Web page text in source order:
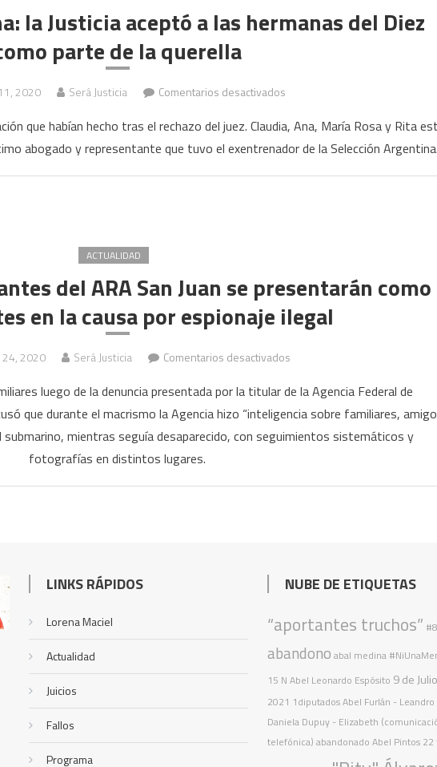
la Justicia aceptó a las hermanas del Diez
parte de la querella
2020 Será Justicia Comentarios desactivados
de
Maradona:
del
Diez
como
la
querella
que habían hecho tras el rechazo del juez. Claudia, Ana, María Rosa y Rita
abogado y representante que tuvo el exentrenador de la Selección
ACTUALIDAD
del ARA San Juan se presentarán como
en la causa por espionaje ilegal
2020 Será Justicia Comentarios desactivadosen
de
tripulantes
del
querellantes
por
espionaje
ilegal
luego de la denuncia presentada por la titular de la Agencia Federal de
que durante el macrismo la Agencia hizo “inteligencia sobre familiares,
mientras seguía desaparecido, con seguimientos sistemáticos y
fotografías en distintos lugares.
LINKS RÁPIDOS
Lorena Maciel
Actualidad
Juicios
Fallos
Programa
NUBE DE ETIQUETAS
“aportantes truchos”
abandono abal medina
15 N Abel Leonardo Espósito 9 de
2021 1diputadosAbel Furlán -
Daniela Dupuy - Elizabeth
telefónica) abandonado Abel Pintos 22